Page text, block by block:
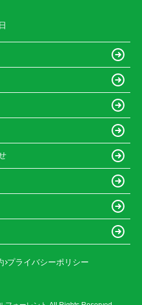
プライバシーポリシー